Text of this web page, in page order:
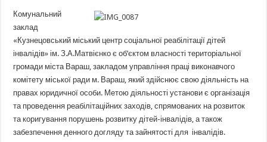
Комунальний
заклад
«Кузнецовський міський центр соціальної реабілітації дітей
інвалідів» ім. З.А.Матвієнко є об’єктом власності територіальної
громади міста Вараш, закладом управління праці виконавчого
комітету міської ради м. Вараш, який здійснює свою діяльність на
правах юридичної особи. Метою діяльності установи є організація
та проведення реабілітаційних заходів, спрямованих на розвиток
та коригування порушень розвитку дітей-інвалідів, а також
забезпечення денного догляду та зайнятості для інвалідів.